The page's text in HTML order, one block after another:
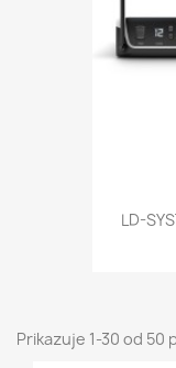
LD-
Prikazuje 1-30 od 50